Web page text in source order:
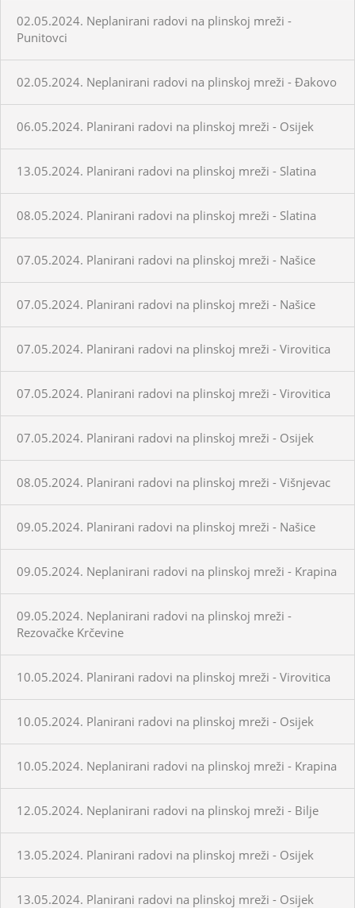
02.05.2024. Neplanirani radovi na plinskoj mreži -
Punitovci
02.05.2024. Neplanirani radovi na plinskoj mreži - Đakovo
06.05.2024. Planirani radovi na plinskoj mreži - Osijek
13.05.2024. Planirani radovi na plinskoj mreži - Slatina
08.05.2024. Planirani radovi na plinskoj mreži - Slatina
07.05.2024. Planirani radovi na plinskoj mreži - Našice
07.05.2024. Planirani radovi na plinskoj mreži - Našice
07.05.2024. Planirani radovi na plinskoj mreži - Virovitica
07.05.2024. Planirani radovi na plinskoj mreži - Virovitica
07.05.2024. Planirani radovi na plinskoj mreži - Osijek
08.05.2024. Planirani radovi na plinskoj mreži - Višnjevac
09.05.2024. Planirani radovi na plinskoj mreži - Našice
09.05.2024. Neplanirani radovi na plinskoj mreži - Krapina
09.05.2024. Neplanirani radovi na plinskoj mreži -
Rezovačke Krčevine
10.05.2024. Planirani radovi na plinskoj mreži - Virovitica
10.05.2024. Planirani radovi na plinskoj mreži - Osijek
10.05.2024. Neplanirani radovi na plinskoj mreži - Krapina
12.05.2024. Neplanirani radovi na plinskoj mreži - Bilje
13.05.2024. Planirani radovi na plinskoj mreži - Osijek
13.05.2024. Planirani radovi na plinskoj mreži - Osijek